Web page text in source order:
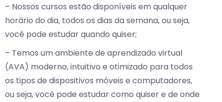
– Nossos cursos estão disponíveis em qualquer
horário do dia, todos os dias da semana, ou seja,
você pode estudar quando quiser;
– Temos um ambiente de aprendizado virtual
(AVA) moderno, intuitivo e otimizado para todos
os tipos de dispositivos móveis e computadores,
ou seja, você pode estudar como quiser e de onde